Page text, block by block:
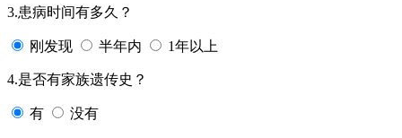
3.患病时间有多久？
刚发现 半年内 1年以上
4.是否有家族遗传史？
有 没有